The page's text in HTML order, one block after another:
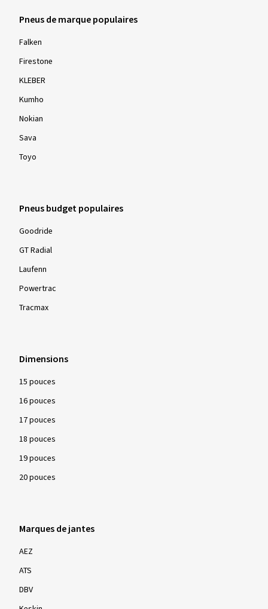
Pneus de marque populaires
Falken
Firestone
KLEBER
Kumho
Nokian
Sava
Toyo
Pneus budget populaires
Goodride
GT Radial
Laufenn
Powertrac
Tracmax
Dimensions
15 pouces
16 pouces
17 pouces
18 pouces
19 pouces
20 pouces
Marques de jantes
AEZ
ATS
DBV